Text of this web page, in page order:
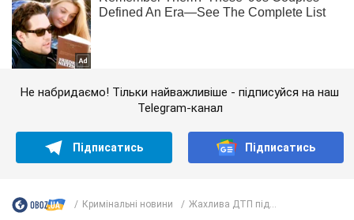
Не набридаємо! Тільки найважливіше - підписуйся на наш
Telegram-канал
Підписатись Підписатись
Кримінальні новини Жахлива ДТП під...